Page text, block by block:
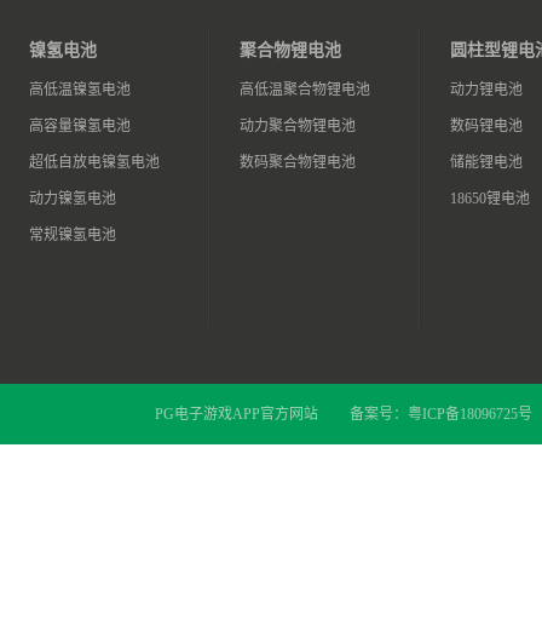
镍氢电池
高低温镍氢电池
高容量镍氢电池
超低自放电镍氢电池
动力镍氢电池
常规镍氢电池
聚合物锂电池
高低温聚合物锂电池
动力聚合物锂电池
数码聚合物锂电池
圆柱型锂电
动力锂电池
数码锂电池
储能锂电池
18650锂电池
PG电子游戏APP官方网站 备案号： 粤ICP备18096725号